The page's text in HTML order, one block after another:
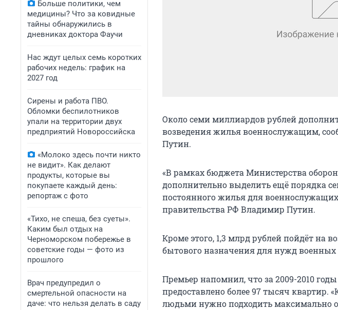
Больше политики, чем
медицины? Что за ковидные
тайны обнаружились в
дневниках доктора Фаучи
Нас ждут целых семь коротких
рабочих недель: график на
2027 год
Сирены и работа ПВО.
Обломки беспилотников
упали на территории двух
предприятий Новороссийска
«Молоко здесь почти никто
не видит». Как делают
продукты, которые вы
покупаете каждый день:
репортаж с фото
«Тихо, не спеша, без суеты».
Каким был отдых на
Черноморском побережье в
советские годы — фото из
прошлого
Врач предупредил о
смертельной опасности на
даче: что нельзя делать в саду
Около семи миллиардов рублей
возведения жилья военнослужащим,
Путин.
«В рамках бюджета Министерства
дополнительно выделить ещё порядка
постоянного жилья для
правительства РФ Владимир Путин.
Кроме этого, 1,3 млрд рублей пойдёт на
бытового назначения для нужд военных
Премьер напомнил, что за 2009-2010
предоставлено более 97 тысяч квартир.
людьми нужно подходить максимально